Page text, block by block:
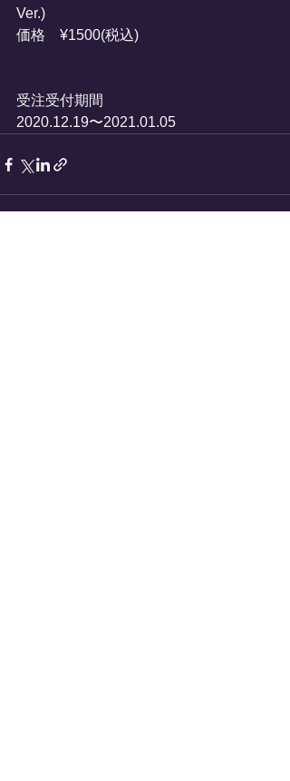
Ver.)
価格　¥1500(税込)
受注受付期間
2020.12.19〜2021.01.05